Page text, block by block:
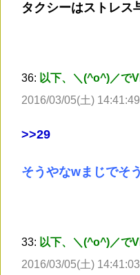
タクシーはストレス
36: 以下、＼(^o^)／で
2016/03/05(土)
>>29
そうやなwまじでそ
33: 以下、＼(^o^)／で
2016/03/05(土)